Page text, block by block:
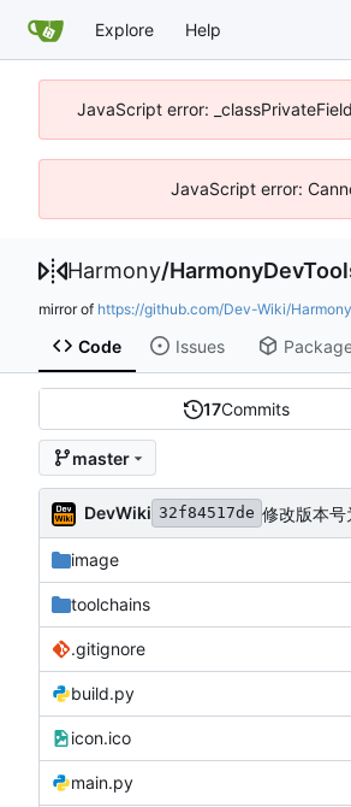
Explore Help
JavaScript error:
JavaScript error:
Harmony/
mirror of https://github.com/Dev-Wiki/
Code Issues
17Commits
master
DevWiki 32f84517de 修改版本
image
toolchains
.gitignore
build.py
icon.ico
main.py